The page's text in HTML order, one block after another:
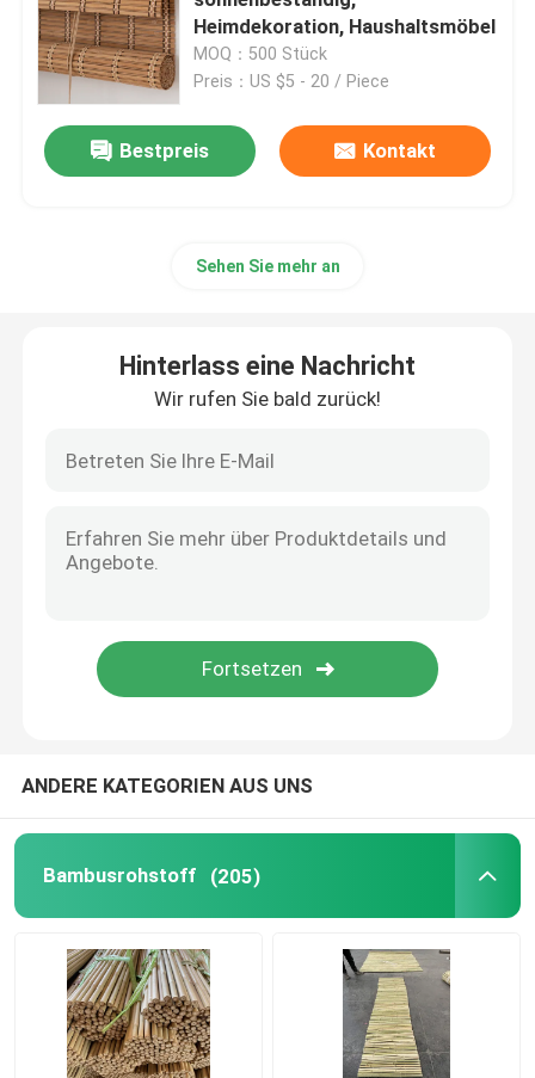
Rohe Bambus-Polen
Moso-Bamboo-Stiel
Einweg-Bambus-Strahben
solider Bambusboden
Leere Bambusbahnen
Bambusrührstange
Heimdekoration, Haushaltsmöbel
MOQ：500 Stück
Preis：US $5 - 20 / Piece
Bestpreis Kontakt
Sehen Sie mehr an
Hinterlass eine Nachricht
Wir rufen Sie bald zurück!
ANDERE KATEGORIEN AUS UNS
Bambusrohstoff (205)